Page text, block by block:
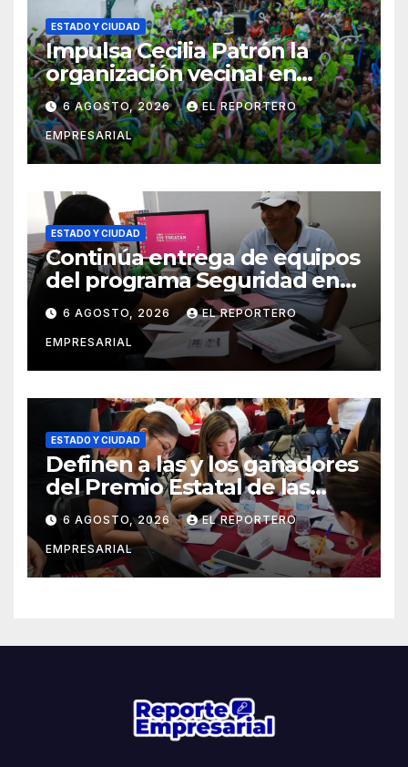
ESTADO Y CIUDAD
Impulsa Cecilia Patrón la
organización vecinal en
Mérida y suma a comités de
vigilancia en la prevención
social del delito
6 AGOSTO, 2026 EL REPORTERO
EMPRESARIAL
ESTADO Y CIUDAD
Continúa entrega de equipos
del programa Seguridad en
el Mar
6 AGOSTO, 2026 EL REPORTERO
EMPRESARIAL
ESTADO Y CIUDAD
Definen a las y los ganadores
del Premio Estatal de las
Juventudes 2026
6 AGOSTO, 2026 EL REPORTERO
EMPRESARIAL